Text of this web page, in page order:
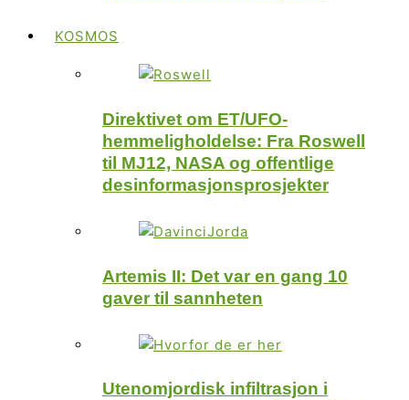
KOSMOS
Direktivet om ET/UFO-
hemmeligholdelse: Fra Roswell
til MJ12, NASA og offentlige
desinformasjonsprosjekter
Artemis II: Det var en gang 10
gaver til sannheten
Utenomjordisk infiltrasjon i